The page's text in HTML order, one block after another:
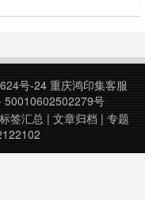
site
号-24重庆鸿印集客服
50010602502279号
标签汇总| 文章归档 | 专题